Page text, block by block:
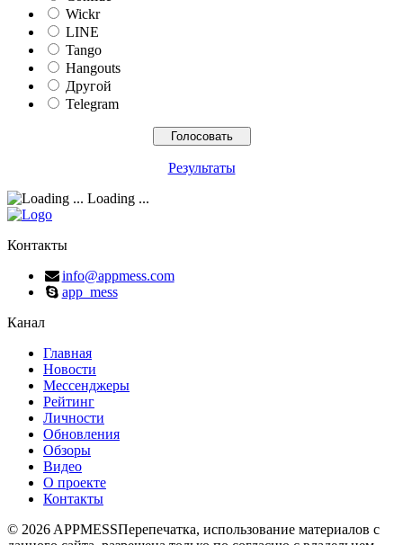
Wickr
LINE
Tango
Hangouts
Другой
Telegram
Результаты
Loading ...
Контакты
info@appmess.com
app_mess
Канал
Главная
Новости
Мессенджеры
Рейтинг
Личности
Обновления
Обзоры
Видео
О проекте
Контакты
© 2026 APPMESSПерепечатка, использование материалов с